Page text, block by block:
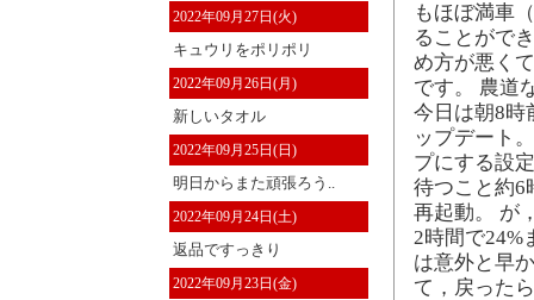
2022年09月27日(火)
キュウリをポリポリ
2022年09月26日(月)
新しいタオル
2022年09月25日(日)
明日からまた頑張ろう..
2022年09月24日(土)
返品ですっきり
2022年09月23日(金)
もほぼ満車
ることがで
め方が悪く
です。 農道
今日は朝8時
ップデート
プにする設
待つこと約6
再起動。 が
2時間で24%
は意外と早
て，戻った